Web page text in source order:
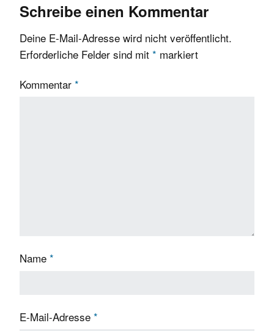
Schreibe einen Kommentar
Deine E-Mail-Adresse wird nicht veröffentlicht.
Erforderliche Felder sind mit * markiert
Kommentar *
Name *
E-Mail-Adresse *